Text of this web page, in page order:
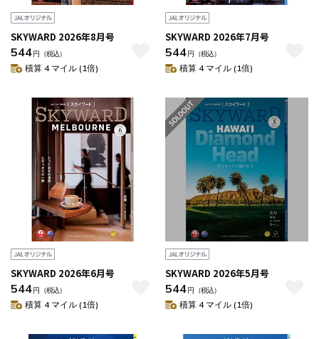
SKYWARD 2026年8月号
544円 （税込）
積算 4 マイル (1倍)
SKYWARD 2026年7月号
544円 （税込）
積算 4 マイル (1倍)
SKYWARD 2026年6月号
544円 （税込）
積算 4 マイル (1倍)
SKYWARD 2026年5月号
544円 （税込）
積算 4 マイル (1倍)